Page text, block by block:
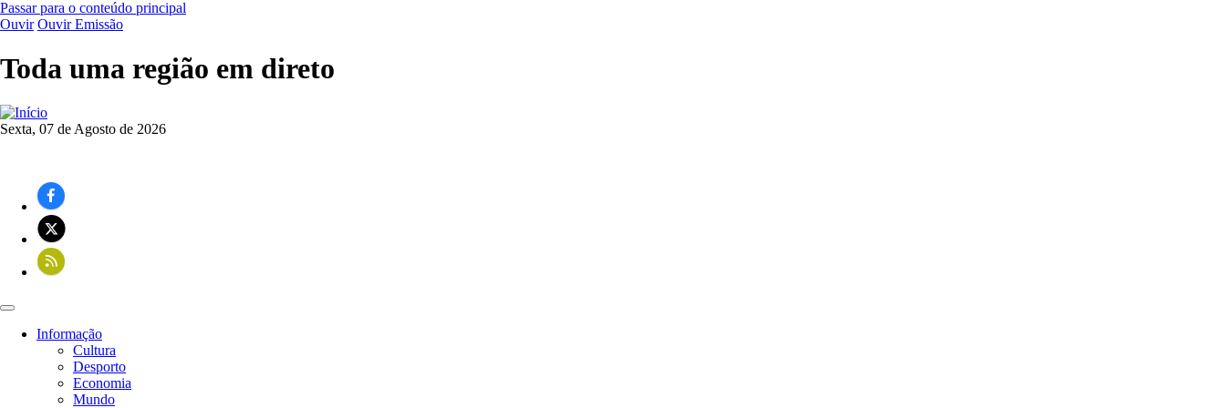
Passar para o conteúdo principal
Ouvir Ouvir Emissão
Toda uma região em direto
Sexta, 07 de Agosto de 2026
Navegação
principal
Informação
Cultura
Desporto
Economia
Mundo